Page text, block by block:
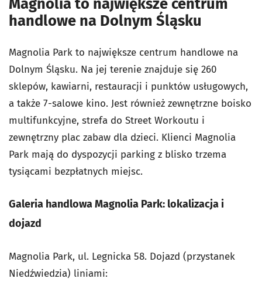
Magnolia to największe centrum
handlowe na Dolnym Śląsku
Magnolia Park to największe centrum handlowe na
Dolnym Śląsku. Na jej terenie znajduje się 260
sklepów, kawiarni, restauracji i punktów usługowych,
a także 7-salowe kino. Jest również zewnętrzne boisko
multifunkcyjne, strefa do Street Workoutu i
zewnętrzny plac zabaw dla dzieci. Klienci Magnolia
Park mają do dyspozycji parking z blisko trzema
tysiącami bezpłatnych miejsc.
Galeria handlowa Magnolia Park: lokalizacja i
dojazd
Magnolia Park, ul. Legnicka 58. Dojazd (przystanek
Niedźwiedzia) liniami: